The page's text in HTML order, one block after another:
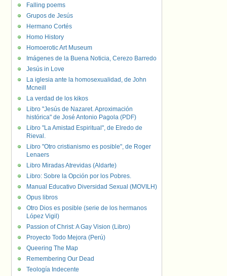
Falling poems
Grupos de Jesús
Hermano Cortés
Homo History
Homoerotic Art Museum
Imágenes de la Buena Noticia, Cerezo Barredo
Jesús in Love
La iglesia ante la homosexualidad, de John
Mcneill
La verdad de los kikos
Libro "Jesús de Nazaret. Aproximación
histórica" de José Antonio Pagola (PDF)
Libro "La Amistad Espiritual", de Elredo de
Rieval.
Libro "Otro cristianismo es posible", de Roger
Lenaers
Libro Miradas Atrevidas (Aldarte)
Libro: Sobre la Opción por los Pobres.
Manual Educativo Diversidad Sexual (MOVILH)
Opus libros
Otro Dios es posible (serie de los hermanos
López Vigil)
Passion of Christ: A Gay Vision (Libro)
Proyecto Todo Mejora (Perú)
Queering The Map
Remembering Our Dead
Teología Indecente